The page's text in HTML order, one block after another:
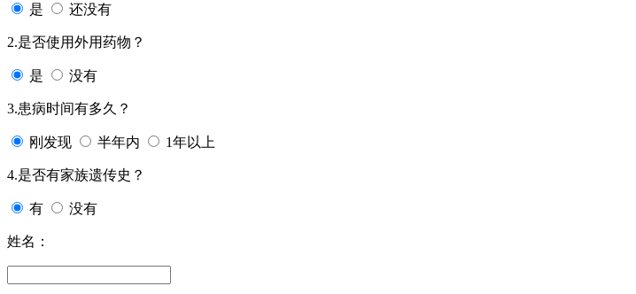
是 还没有
2.是否使用外用药物？
是 没有
3.患病时间有多久？
刚发现 半年内 1年以上
4.是否有家族遗传史？
有 没有
姓名：